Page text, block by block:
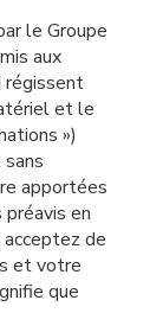
le Groupe
aux
régissent
et le
»)
apportées
en
de
et votre
que